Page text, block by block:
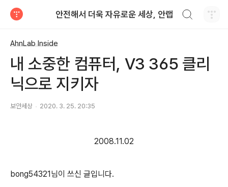
안전해서 더욱 자유로운 세상, 안랩
AhnLab Inside
내 소중한 컴퓨터, V3 365 클리
닉으로 지키자
보안세상 2020. 3. 25. 20:35
2008.11.02
bong54321님이 쓰신 글입니다.